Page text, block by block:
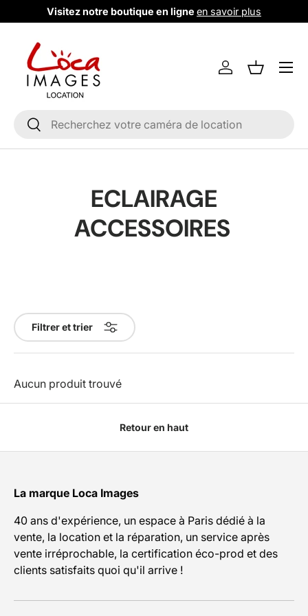
Aller au contenu
Visitez notre boutique en ligne en savoir plus
Recherche
Rechercher
Se connecter
Liste de
Menu
ECLAIRAGE
ACCESSOIRES
Filtrer et trier
Aucun produit trouvé
Retour en haut
La marque Loca Images
40 ans d'expérience, un espace à Paris dédié à la
vente, la location et la réparation, un service après
vente irréprochable, la certification éco-prod et des
clients satisfaits quoi qu'il arrive !